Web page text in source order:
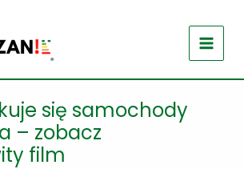
się samochody
– zobacz
film